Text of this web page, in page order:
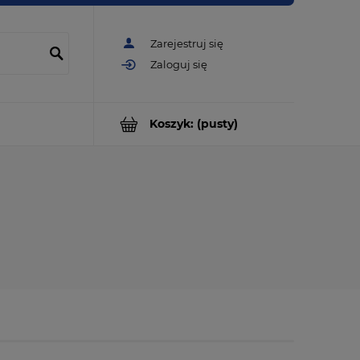
Zarejestruj się
Zaloguj się
Koszyk: (pusty)